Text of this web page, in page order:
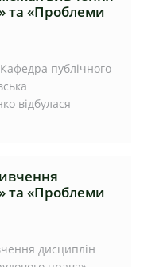
та «Проблеми
публічного
відбулася
та «Проблеми
дисциплін